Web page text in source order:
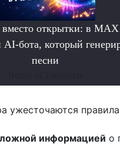
открытки: в MAX
AI-бота, который
песни
ужесточаются
информацией о